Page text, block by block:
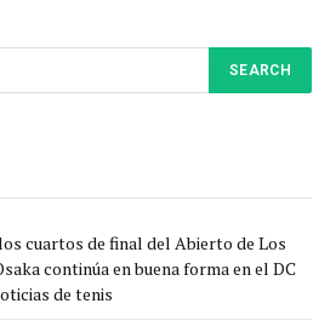
cuartos de final del Abierto de Los
continúa en buena forma en el DC
de tenis